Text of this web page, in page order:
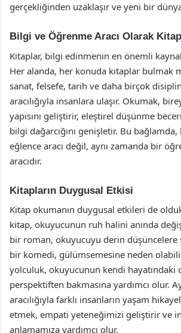
gerçekliğinden uzaklaşır ve yeni bir
Bilgi ve Öğrenme Aracı Olarak
Kitaplar, bilgi edinmenin en önemli
Her alanda, her konuda kitaplar bulmak
sanat, felsefe, tarih ve daha birçok
aracılığıyla insanlara ulaşır. Okumak,
yapısını geliştirir, eleştirel düşünme
bilgi dağarcığını genişletir. Bu
eğlence aracı değil, aynı zamanda bir
aracıdır.
Kitapların Duygusal Etkisi
Kitap okumanın duygusal etkileri de
kitap, okuyucunun ruh halini anında
bir roman, okuyucuyu derin düşüncelere
bir komedi, gülümsemesine neden
yolculuk, okuyucunun kendi hayatındaki
perspektiften bakmasına yardımcı olur.
aracılığıyla farklı insanların yaşam
etmek, empati yeteneğimizi geliştirir ve
anlamamıza yardımcı olur.